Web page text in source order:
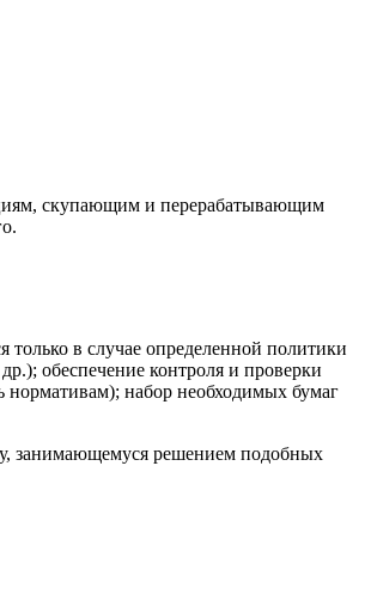
скупающим и перерабатывающим
только в случае определенной политики
обеспечение контроля и проверки
нормативам); набор необходимых бумаг
занимающемуся решением подобных